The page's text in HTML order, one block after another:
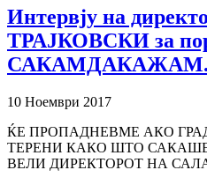
Интервју на
ТРАЈКОВСКИ за
10 Ноември 2017
ЌЕ ПРОПАДНЕВМЕ АКО
ТЕРЕНИ КАКО ШТО
ВЕЛИ ДИРЕКТОРОТ НА